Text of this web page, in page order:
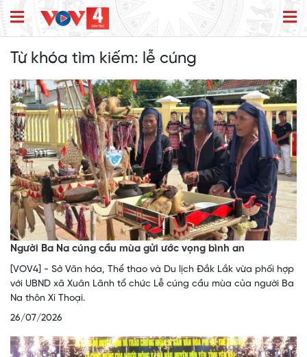
Từ khóa tìm kiếm: lễ cúng
Người Ba Na cúng cầu mùa gửi ước vọng bình an
[VOV4] - Sở Văn hóa, Thể thao và Du lịch Đắk Lắk vừa phối hợp
với UBND xã Xuân Lãnh tổ chức Lễ cúng cầu mùa của người Ba
Na thôn Xí Thoại.
26/07/2026